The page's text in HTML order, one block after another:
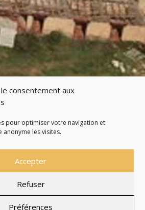
consentement aux
pour optimiser votre navigation et
les visites.
Accepter
Refuser
Préférences
Commune de Saint Martial de
Nabirat
Politique de confidentialité